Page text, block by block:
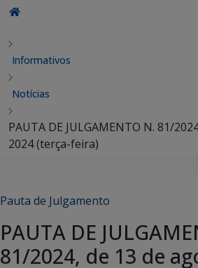
Informativos
Notícias
PAUTA DE JULGAMENTO N. 81/
2024 (terça-feira)
Pauta de Julgamento
PAUTA DE
81/2024, de 13 de